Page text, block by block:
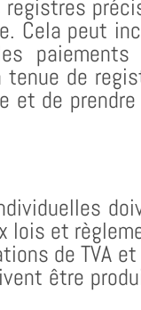
registres
Cela peut
paiements
de
et de prendre
lois et
de TVA
être